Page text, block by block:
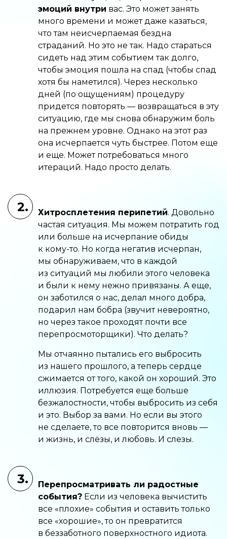
эмоций внутри вас. Это может занять
много времени и может даже казаться,
что там неисчерпаемая бездна
страданий. Но это не так. Надо стараться
сидеть над этим событием так долго,
чтобы эмоция пошла на спад (чтобы спад
хотя бы наметился). Через несколько
дней (по ощущениям) процедуру
придется повторять — возвращаться в эту
ситуацию, где мы снова обнаружим боль
на прежнем уровне. Однако на этот раз
она исчерпается чуть быстрее. Потом еще
и еще. Может потребоваться много
итераций. Надо просто делать.
2. Хитросплетения перипетий. Довольно
частая ситуация. Мы можем потратить год
или больше на исчерпание обиды
к кому-то. Но когда негатив исчерпан,
мы обнаруживаем, что в каждой
из ситуаций мы любили этого человека
и были к нему нежно привязаны. А еще,
он заботился о нас, делал много добра,
подарил нам бобра (звучит невероятно,
но через такое проходят почти все
перепросмоторщики). Что делать?
Мы отчаянно пытались его выбросить
из нашего прошлого, а теперь сердце
сжимается от того, какой он хороший. Это
иллюзия. Потребуется еще больше
безжалостности, чтобы выбросить из себя
и это. Выбор за вами. Но если вы этого
не сделаете, то все повторится вновь —
и жизнь, и слёзы, и любовь. И слезы.
3.
Перепросматривать ли радостные
события? Если из человека вычистить
все «плохие» события и оставить только
все «хорошие», то он превратится
в беззаботного поверхностного идиота.